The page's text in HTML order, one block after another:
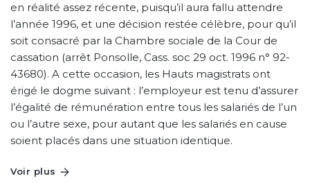
en réalité assez récente, puisqu’il aura fallu attendre
l’année 1996, et une décision restée célèbre, pour qu’il
soit consacré par la Chambre sociale de la Cour de
cassation (arrêt Ponsolle, Cass. soc 29 oct. 1996 n° 92-
43680). A cette occasion, les Hauts magistrats ont
érigé le dogme suivant : l’employeur est tenu d’assurer
l’égalité de rémunération entre tous les salariés de l’un
ou l’autre sexe, pour autant que les salariés en cause
soient placés dans une situation identique.
Voir plus